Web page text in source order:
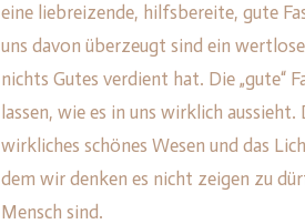
eine liebreizende, hilfsbereite, gute
uns davon überzeugt sind ein
nichts Gutes verdient hat. Die „gute“
lassen, wie es in uns wirklich
wirkliches schönes Wesen und das
dem wir denken es nicht zeigen zu
Mensch sind.